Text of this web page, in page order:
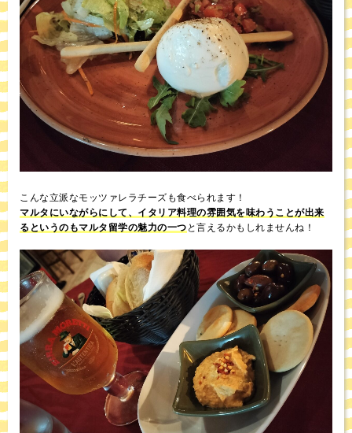
こんな立派なモッツァレラチーズも食べられます！
マルタにいながらにして、イタリア料理の雰囲気を味わうことが出来
るというのもマルタ留学の魅力の一つ と言えるかもしれませんね！